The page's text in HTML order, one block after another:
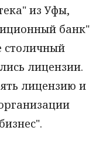
из Уфы,
банк"
столичный
лицензии.
лицензию и